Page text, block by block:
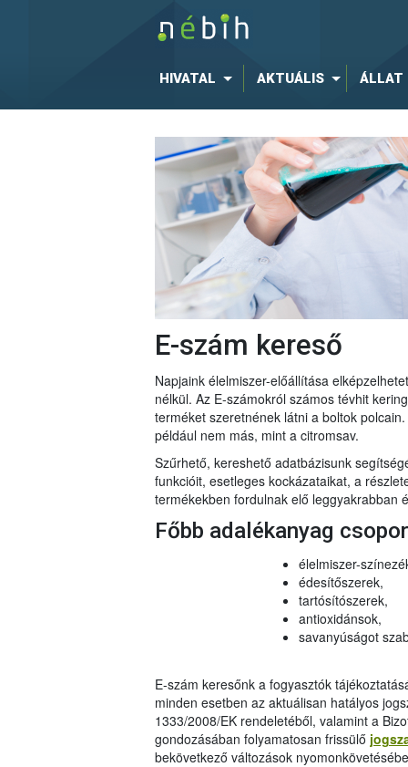
HIVATAL AKTUÁLIS ÁLLAT
E-szám kereső
Napjaink élelmiszer-előállítása
nélkül. Az E-számokról számos tévhit
terméket szeretnének látni a boltok
például nem más, mint a citromsav.
Szűrhető, kereshető adatbázisunk
funkcióit, esetleges kockázataikat, a
termékekben fordulnak elő leggyakrabban
Főbb adalékanyag
élelmiszer-
édesítőszerek,
tartósítószerek,
antioxidánsok,
savanyúságot
E-szám keresőnk a fogyasztók
minden esetben az aktuálisan hatályos
1333/2008/EK rendeletéből, valamint a
gondozásában folyamatosan frissülő
bekövetkező változások